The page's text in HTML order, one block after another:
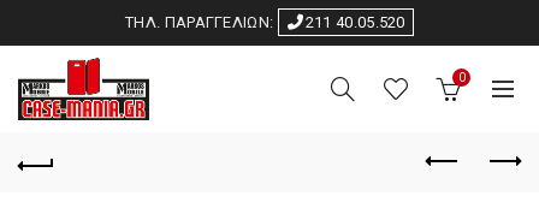
ΤΗΛ. ΠΑΡΑΓΓΕΛΙΩΝ: 211 40.05.520
0